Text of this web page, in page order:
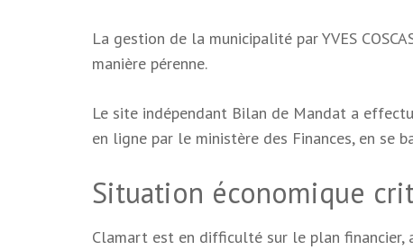
La gestion de la municipalité par YVES
manière pérenne.
Le site indépendant Bilan de Mandat a
en ligne par le ministère des Finances, en se
Situation économique
Clamart est en difficulté sur le plan financier,